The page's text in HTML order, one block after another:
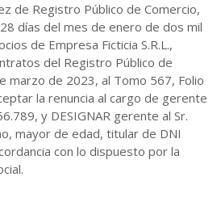
de Registro Público de Comercio,
días del mes de enero de dos mil
de Empresa Ficticia S.R.L.,
del Registro Público de
marzo de 2023, al Tomo 567, Folio
la renuncia al cargo de gerente
y DESIGNAR gerente al Sr.
mayor de edad, titular de DNI
con lo dispuesto por la